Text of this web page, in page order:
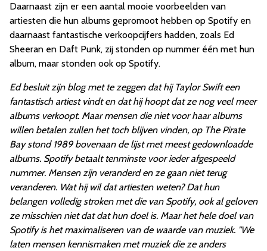
Daarnaast zijn er een aantal mooie voorbeelden van
artiesten die hun albums gepromoot hebben op Spotify en
daarnaast fantastische verkoopcijfers hadden, zoals Ed
Sheeran en Daft Punk, zij stonden op nummer één met hun
album, maar stonden ook op Spotify.
Ed besluit zijn blog met te zeggen dat hij Taylor Swift een
fantastisch artiest vindt en dat hij hoopt dat ze nog veel meer
albums verkoopt. Maar mensen die niet voor haar albums
willen betalen zullen het toch blijven vinden, op The Pirate
Bay stond 1989 bovenaan de lijst met meest gedownloadde
albums. Spotify betaalt tenminste voor ieder afgespeeld
nummer. Mensen zijn veranderd en ze gaan niet terug
veranderen. Wat hij wil dat artiesten weten? Dat hun
belangen volledig stroken met die van Spotify, ook al geloven
ze misschien niet dat dat hun doel is. Maar het hele doel van
Spotify is het maximaliseren van de waarde van muziek. "We
laten mensen kennismaken met muziek die ze anders